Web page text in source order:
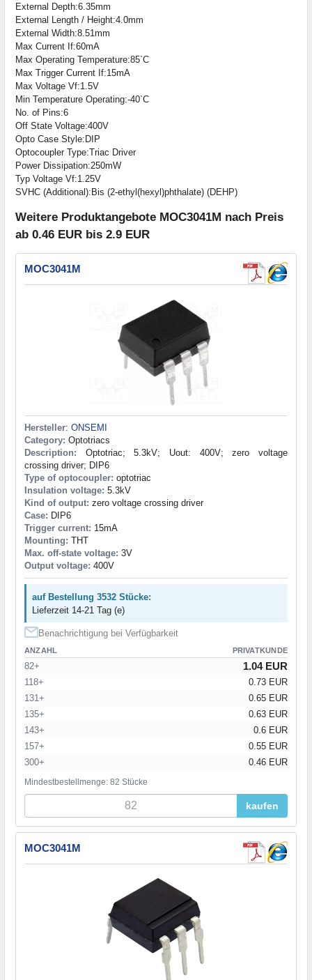
External Depth:6.35mm
External Length / Height:4.0mm
External Width:8.51mm
Max Current If:60mA
Max Operating Temperature:85`C
Max Trigger Current If:15mA
Max Voltage Vf:1.5V
Min Temperature Operating:-40`C
No. of Pins:6
Off State Voltage:400V
Opto Case Style:DIP
Optocoupler Type:Triac Driver
Power Dissipation:250mW
Typ Voltage Vf:1.25V
SVHC (Additional):Bis (2-ethyl(hexyl)phthalate) (DEHP)
Weitere Produktangebote MOC3041M nach Preis
ab 0.46 EUR bis 2.9 EUR
MOC3041M
Hersteller: ONSEMI
Category: Optotriacs
Description: Optotriac; 5.3kV; Uout: 400V; zero voltage
crossing driver; DIP6
Type of optocoupler: optotriac
Insulation voltage: 5.3kV
Kind of output: zero voltage crossing driver
Case: DIP6
Trigger current: 15mA
Mounting: THT
Max. off-state voltage: 3V
Output voltage: 400V
auf Bestellung 3532 Stücke:
Lieferzeit 14-21 Tag (e)
Benachrichtigung bei Verfügbarkeit
ANZAHL PRIVATKUNDE
82+ 1.04 EUR
118+
0.73 EUR
131+
0.65 EUR
135+
0.63 EUR
143+
0.6 EUR
157+
0.55 EUR
300+
0.46 EUR
Mindestbestellmenge: 82 Stücke
kaufen
MOC3041M